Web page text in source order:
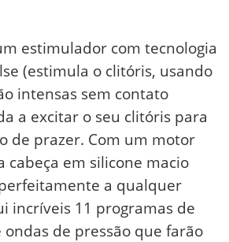
estimulador com tecnologia
(estimula o clitóris, usando
intensas sem contato
a excitar o seu clitóris para
de prazer. Com um motor
cabeça em silicone macio
a qualquer
incríveis 11 programas de
de pressão que farão